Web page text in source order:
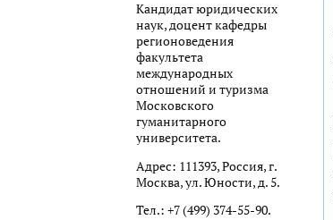
Кандидат юридических
наук, доцент кафедры
регионоведения
факультета
международных
отношений и туризма
Московского
гуманитарного
университета.
Адрес: 111393, Россия, г.
Москва, ул. Юности, д. 5.
Тел.: +7 (499) 374-55-90.